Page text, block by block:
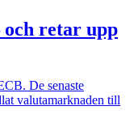
retar upp
De senaste
valutamarknaden till